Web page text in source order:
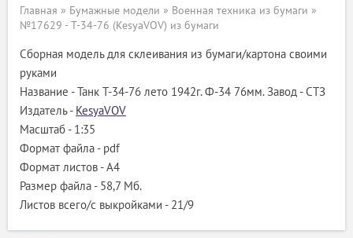
Главная » Бумажные модели » Военная техника из бумаги »
№17629 - Т-34-76 (KesyaVOV) из бумаги
Сборная модель для склеивания из бумаги/картона своими
руками
Название - Танк Т-34-76 лето 1942г. Ф-34 76мм. Завод - СТЗ
Издатель - KesyaVOV
Масштаб - 1:35
Формат файла - pdf
Формат листов - A4
Размер файла - 58,7 Мб.
Листов всего/с выкройками - 21/9